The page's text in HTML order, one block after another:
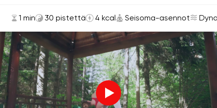
1 min 30 pistettä 4 kcal Seisoma-asennot